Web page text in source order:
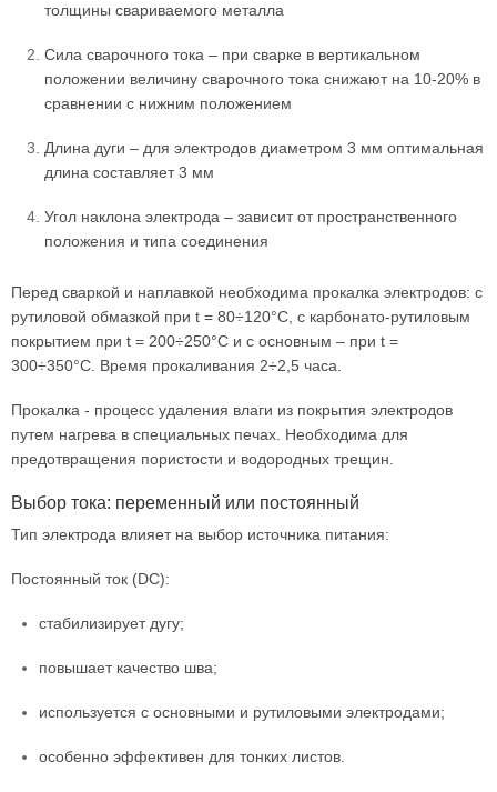
толщины свариваемого металла
Сила сварочного тока – при сварке в вертикальном
положении величину сварочного тока снижают на 10-20% в
сравнении с нижним положением
Длина дуги – для электродов диаметром 3 мм оптимальная
длина составляет 3 мм
Угол наклона электрода – зависит от пространственного
положения и типа соединения
Перед сваркой и наплавкой необходима прокалка электродов: с
рутиловой обмазкой при t = 80÷120°С, с карбонато-рутиловым
покрытием при t = 200÷250°С и с основным – при t =
300÷350°С. Время прокаливания 2÷2,5 часа.
Прокалка - процесс удаления влаги из покрытия электродов
путем нагрева в специальных печах. Необходима для
предотвращения пористости и водородных трещин.
Выбор тока: переменный или постоянный
Тип электрода влияет на выбор источника питания:
Постоянный ток (DC):
стабилизирует дугу;
повышает качество шва;
используется с основными и рутиловыми электродами;
особенно эффективен для тонких листов.